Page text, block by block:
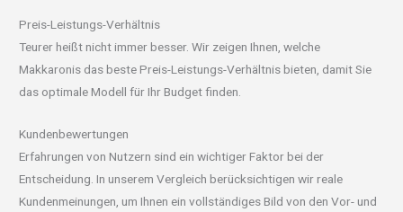
Preis-Leistungs-Verhältnis
Teurer heißt nicht immer besser. Wir zeigen Ihnen, welche
Makkaronis das beste Preis-Leistungs-Verhältnis bieten, damit Sie
das optimale Modell für Ihr Budget finden.
Kundenbewertungen
Erfahrungen von Nutzern sind ein wichtiger Faktor bei der
Entscheidung. In unserem Vergleich berücksichtigen wir reale
Kundenmeinungen, um Ihnen ein vollständiges Bild von den Vor- und